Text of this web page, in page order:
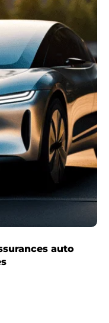
auto